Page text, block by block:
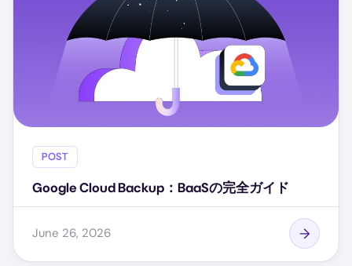
POST
Google Cloud Backup：BaaSの完全ガイド
June 26, 2026